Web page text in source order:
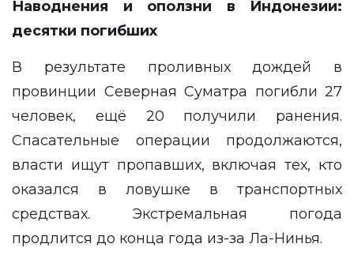
Наводнения и оползни в Индонезии:
десятки погибших
В результате проливных дождей в
провинции Северная Суматра погибли 27
человек, ещё 20 получили ранения.
Спасательные операции продолжаются,
власти ищут пропавших, включая тех, кто
оказался в ловушке в транспортных
средствах. Экстремальная погода
продлится до конца года из-за Ла-Нинья.